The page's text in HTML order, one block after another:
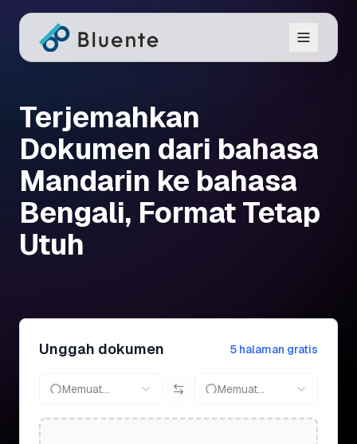
Terjemahkan
Dokumen dari bahasa
Mandarin ke bahasa
Bengali, Format Tetap
Utuh
Unggah dokumen 5 halaman gratis
Memuat... Memuat...